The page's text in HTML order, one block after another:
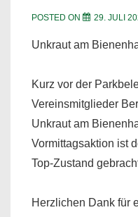
POSTED ON 29. JULI
Unkraut am
Kurz vor der
Vereinsmitglieder
Unkraut am
Vormittagsaktion ist
Top-Zustand
Herzlichen Dank für